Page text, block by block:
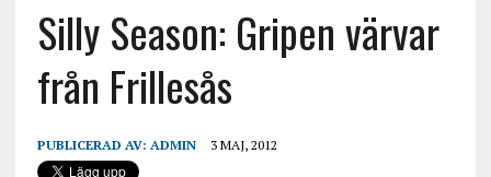
Silly Season: Gripen värvar
från Frillesås
PUBLICERAD AV: ADMIN 3 MAJ, 2012